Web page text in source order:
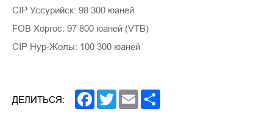
CIP Уссурийск: 98 300 юаней
FOB Хоргос: 97 800 юаней (VTB)
CIP Нур-Жолы: 100 300 юаней
ДЕЛИТЬСЯ: Facebook
TwitterEmail